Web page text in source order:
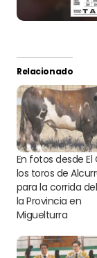
Relacionado
En fotos desde El
los toros de
para la corrida
la Provincia en
Miguelturra